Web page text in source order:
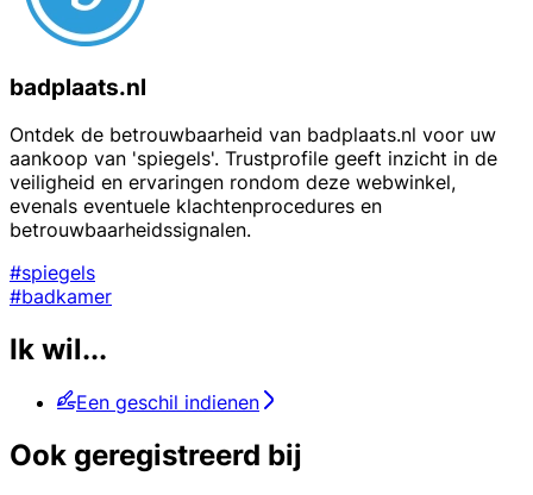
badplaats.nl
Ontdek de betrouwbaarheid van badplaats.nl voor uw
aankoop van 'spiegels'. Trustprofile geeft inzicht in de
veiligheid en ervaringen rondom deze webwinkel,
evenals eventuele klachtenprocedures en
betrouwbaarheidssignalen.
#spiegels
#badkamer
Ik wil...
Een geschil indienen
Ook geregistreerd bij